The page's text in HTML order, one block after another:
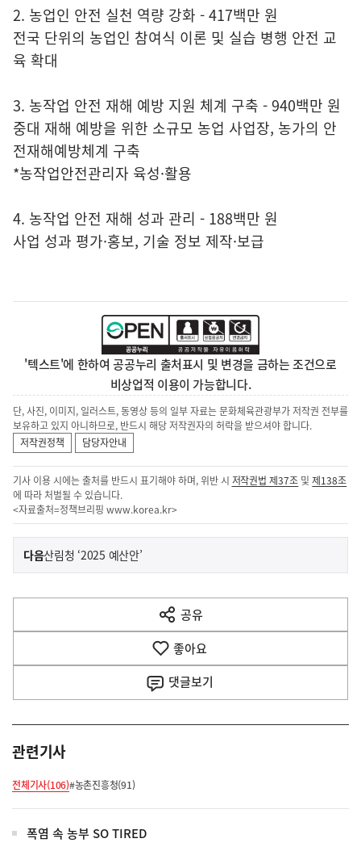
2. 농업인 안전 실천 역량 강화 - 417백만 원
전국 단위의 농업인 참여식 이론 및 실습 병행 안전 교
육 확대
3. 농작업 안전 재해 예방 지원 체계 구축 - 940백만 원
중대 재해 예방을 위한 소규모 농업 사업장, 농가의 안
전재해예방체계 구축
*농작업안전관리자 육성·활용
4. 농작업 안전 재해 성과 관리 - 188백만 원
사업 성과 평가·홍보, 기술 정보 제작·보급
'텍스트'에 한하여 공공누리 출처표시 및 변경을 금하는 조건으로
비상업적 이용이 가능합니다.
단, 사진, 이미지, 일러스트, 동영상 등의 일부 자료는 문화체육관광부가 저작권 전부를
보유하고 있지 아니하므로, 반드시 해당 저작권자의 허락을 받으셔야 합니다.
저작권정책
담당자안내
기사 이용 시에는 출처를 반드시 표기해야 하며, 위반 시 저작권법 제37조 및제138조
에 따라 처벌될 수 있습니다.
<자료출처=정책브리핑 www.korea.kr>
이
전
다
음
다음기
산림청 ‘2025 예산안’
공유
열
기
좋아요
댓글보기
관련기사
전체기사(106)#농촌진흥청(91)
폭염 속 농부 SO TIRED